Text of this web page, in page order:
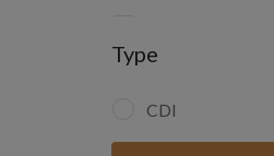
Aube
Aude
Type
CDI